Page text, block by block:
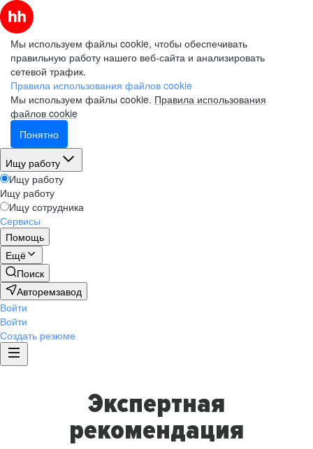
Мы используем файлы cookie, чтобы обеспечивать
правильную работу нашего веб-сайта и анализировать
сетевой трафик.
Правила использования файлов cookie
Мы используем файлы cookie. Правила использования
файлов cookie
Понятно
Ищу работу
Ищу работу
Ищу работу
Ищу сотрудника
Сервисы
Помощь
Ещё
Поиск
Авторемзавод
Войти
Войти
Создать резюме
Экспертная
рекомендация